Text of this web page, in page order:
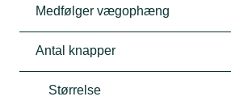
Medfølger vægophæng
Antal knapper
Størrelse